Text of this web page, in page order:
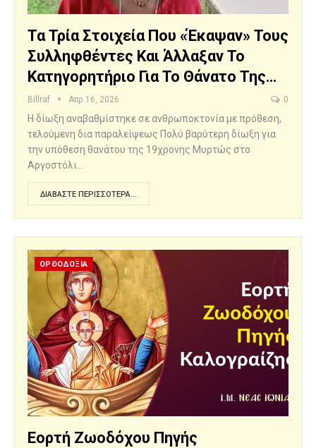
Τα Τρία Στοιχεία Που «έκαψαν» Τους
Συλληφθέντες Και Άλλαξαν Το
Κατηγορητήριο Για Το Θάνατο Της…
Billraf Απρ 16, 2026 0
Η δίωξη αναβαθμίστηκε σε ανθρωποκτονία με πρόθεση,
τελούμενη δια παραλείψεως Πολύ βαρύτερη δίωξη για
την υπόθεση θανάτου της 19χρονης Μυρτώς στο
Αργοστόλι…
ΔΙΑΒΆΣΤΕ ΠΕΡΙΣΣΌΤΕΡΑ...
ΟΡΘΟΔΟΞΙΑ
Εορτή Ζωοδόχου Πηγής